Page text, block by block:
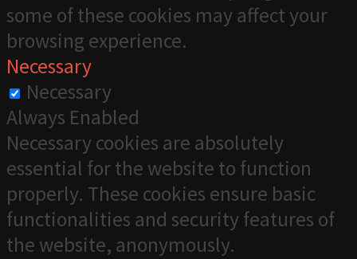
some of these cookies may affect your
browsing experience.
Necessary
Necessary
Always Enabled
Necessary cookies are absolutely
essential for the website to function
properly. These cookies ensure basic
functionalities and security features of
the website, anonymously.